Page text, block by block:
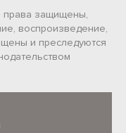
права защищены,
воспроизведение,
и преследуются